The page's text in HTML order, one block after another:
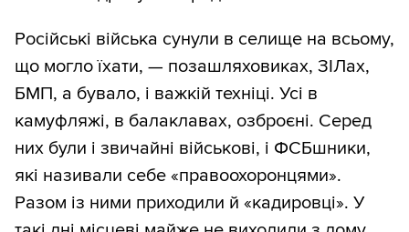
Російські війська сунули в селище на всьому,
що могло їхати, — позашляховиках, ЗІЛах,
БМП, а бувало, і важкій техніці. Усі в
камуфляжі, в балаклавах, озброєні. Серед
них були і звичайні військові, і ФСБшники,
які називали себе «правоохоронцями».
Разом із ними приходили й «кадировці». У